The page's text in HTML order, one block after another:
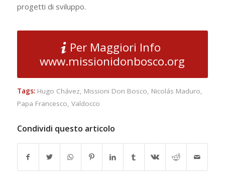
progetti di sviluppo.
Per Maggiori Info
www.missionidonbosco.org
Tags: Hugo Chávez, Missioni Don Bosco, Nicolás Maduro,
Papa Francesco, Valdocco
Condividi questo articolo